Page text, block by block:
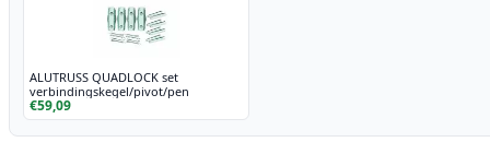
ALUTRUSS QUADLOCK set
verbindingskegel/pivot/pen
€59,09